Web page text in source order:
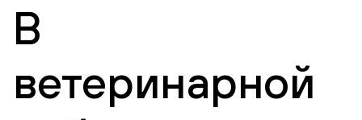
В
ветеринарной